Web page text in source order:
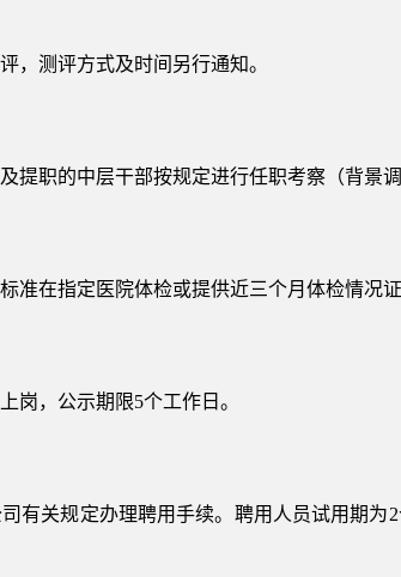
，测评方式及时间另行通知。
提职的中层干部按规定进行任职考察（背景
准在指定医院体检或提供近三个月体检情况
岗，公示期限5个工作日。
有关规定办理聘用手续。聘用人员试用期为